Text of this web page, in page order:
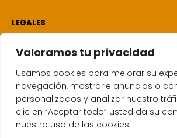
Valoramos tu privacidad
Usamos cookies para mejorar su
navegación, mostrarle anuncios o
personalizados y analizar nuestro
clic en “Aceptar todo” usted da su
nuestro uso de las cookies.
LEGALES
Quien soy
Política de cookies
Aviso de privacidad
Mapa del sitio
Contacto